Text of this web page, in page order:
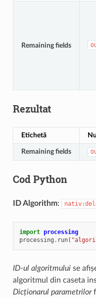
Remaining fields
Rezultat
Etichetă
Remaining fields
Cod Python
ID Algorithm:
import processing
processing . run(
ID-ul algoritmuluise
algoritmul din caseta
Dicționarul parametrilor